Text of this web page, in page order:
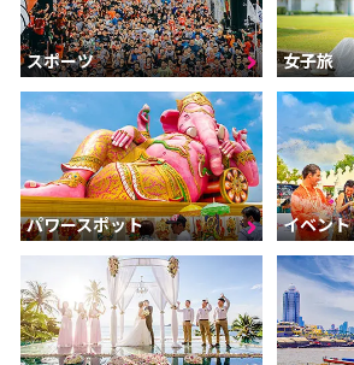
スポーツ 女子旅
パワースポット イベント